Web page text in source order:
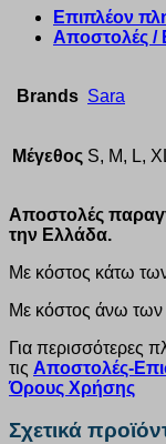
Επιπλέον
Αποστολές /
Brands Sara
Μέγεθος S, M, L,
Αποστολές
την Ελλάδα.
Με κόστος κάτω
Με κόστος άνω των
Για περισσότερες
τις Αποστολές-
Όρους Χρήσης
Σχετικά